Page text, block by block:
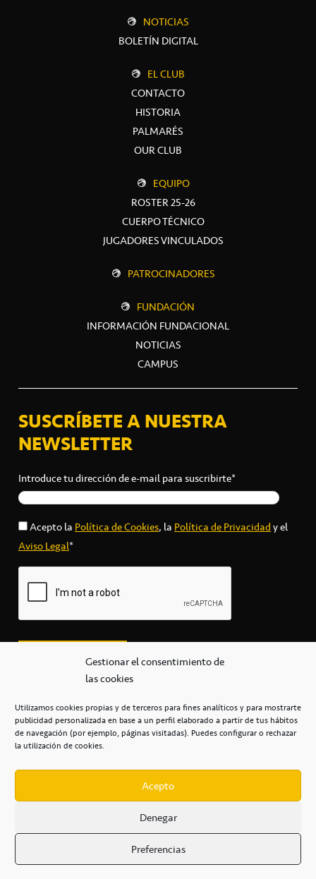
Gestionar el consentimiento de
las cookies
Utilizamos cookies propias y de terceros para fines analíticos y para mostrarte
publicidad personalizada en base a un perfil elaborado a partir de tus hábitos
de navegación (por ejemplo, páginas visitadas). Puedes configurar o rechazar
la utilización de cookies.
Acepto
Denegar
Preferencias
NOTICIAS
BOLETÍN DIGITAL
EL CLUB
CONTACTO
HISTORIA
PALMARÉS
OUR CLUB
EQUIPO
ROSTER 25-26
CUERPO TÉCNICO
JUGADORES VINCULADOS
PATROCINADORES
FUNDACIÓN
INFORMACIÓN FUNDACIONAL
NOTICIAS
CAMPUS
SUSCRÍBETE A NUESTRA
NEWSLETTER
Introduce tu dirección de e-mail para suscribirte*
Acepto la Política de Cookies, la Política de Privacidady el
Aviso Legal*
secretaria@cbcanarias.es
+34 922 253 684
Casa del Deporte / 38108 – La Laguna
POLÍTICA DE PRIVACIDAD / POLÍTICA DE COOKIES /
AVISO LEGAL / CONDICIONES